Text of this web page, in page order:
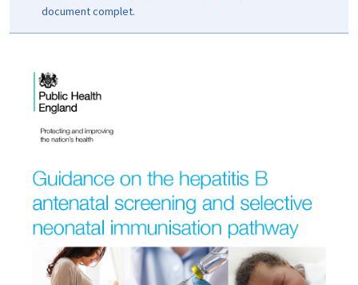
document complet.